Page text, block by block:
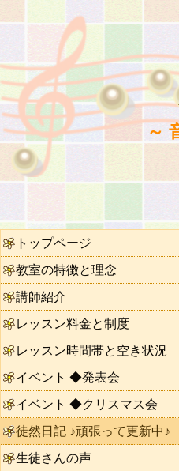
～
トップページ
教室の特徴と理念
講師紹介
レッスン料金と制度
レッスン時間帯と空き状況
イベント ◆発表会
イベント ◆クリスマス会
徒然日記 ♪頑張って更新中♪
生徒さんの声